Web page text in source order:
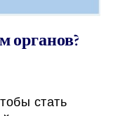
органов?
стать